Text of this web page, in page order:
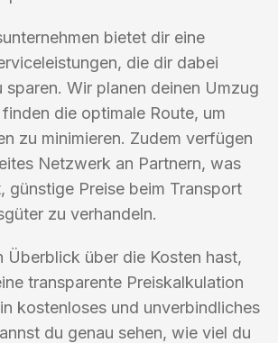
bietet dir eine
die dir dabei
sparen. Wir planen deinen Umzug
die optimale Route, um
zu minimieren. Zudem verfügen
Netzwerk an Partnern, was
günstige Preise beim Transport
zu verhandeln.
Überblick über die Kosten hast,
transparente Preiskalkulation
kostenloses und unverbindliches
du genau sehen, wie viel du